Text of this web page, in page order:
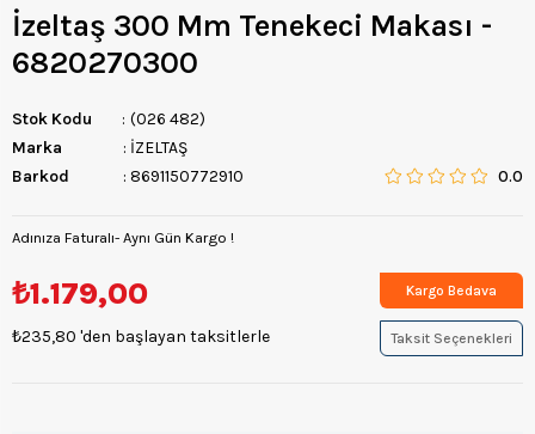
İzeltaş 300 Mm Tenekeci Makası -
6820270300
Stok Kodu
(026 482)
Marka
: İZELTAŞ
Barkod
: 8691150772910 0.0
Adınıza Faturalı- Aynı Gün Kargo !
₺1.179,00
₺235,80 'den başlayan taksitlerle
Kargo Bedava
Taksit Seçenekleri